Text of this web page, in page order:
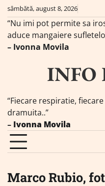
Skip
content
sâmbătă, august 8, 2026
“Nu imi pot permite sa
aduce mangaiere
– Ivonna Movila
INFO
“Fiecare respiratie,
dramuita..”
– Ivonna Movila
Marco Rubio,